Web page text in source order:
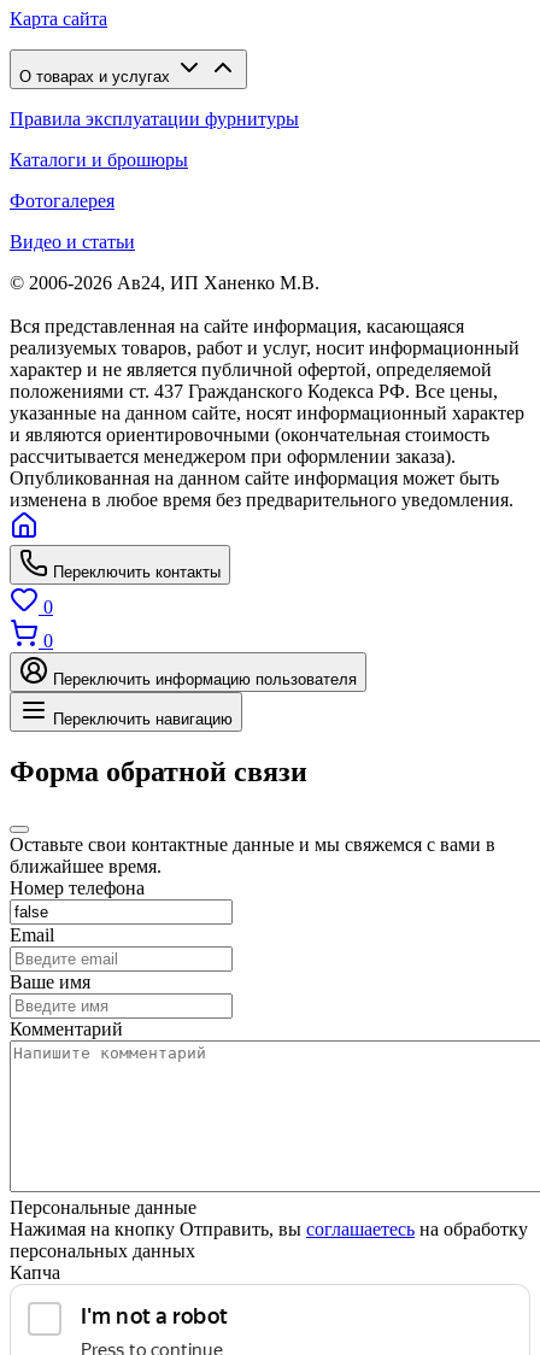
Карта сайта
О товарах и услугах
Правила эксплуатации фурнитуры
Каталоги и брошюры
Фотогалерея
Видео и статьи
© 2006-2026 Ав24, ИП Ханенко М.В.
Вся представленная на сайте информация, касающаяся
реализуемых товаров, работ и услуг, носит информационный
характер и не является публичной офертой, определяемой
положениями ст. 437 Гражданского Кодекса РФ. Все цены,
указанные на данном сайте, носят информационный характер
и являются ориентировочными (окончательная стоимость
рассчитывается менеджером при оформлении заказа).
Опубликованная на данном сайте информация может быть
изменена в любое время без предварительного уведомления.
Переключить контакты
0
0
Переключить информацию пользователя
Переключить навигацию
Форма обратной связи
Оставьте свои контактные данные и мы свяжемся с вами в
ближайшее время.
Номер телефона
Email
Ваше имя
Комментарий
Персональные данные
Нажимая на кнопку Отправить, вы соглашаетесь на обработку
персональных данных
Капча